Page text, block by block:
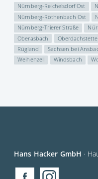
Nürnberg-Reichelsdorf Ost
Nürnberg-Röthenbach Ost
Nürnberg-Trierer Straße
Oberasbach
Rügland
Sachsen bei
Weihenzell
Windsbach
Hans Hacker GmbH ·